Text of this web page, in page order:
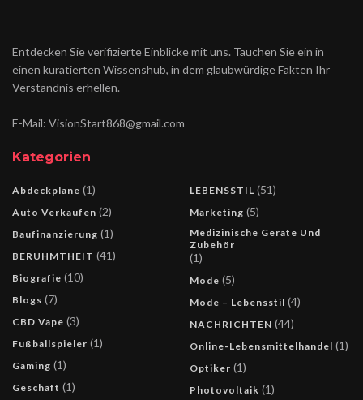
Entdecken Sie verifizierte Einblicke mit uns. Tauchen Sie ein in
einen kuratierten Wissenshub, in dem glaubwürdige Fakten Ihr
Verständnis erhellen.
E-Mail: VisionStart868@gmail.com
Kategorien
Abdeckplane (1)
Auto Verkaufen (2)
Baufinanzierung (1)
BERUHMTHEIT (41)
Biografie (10)
Blogs (7)
CBD Vape (3)
Fußballspieler (1)
Gaming (1)
Geschäft (1)
LEBENSSTIL (51)
Marketing (5)
Medizinische Geräte Und
Zubehör
(1)
Mode (5)
Mode – Lebensstil (4)
NACHRICHTEN (44)
Online-Lebensmittelhandel (1)
Optiker (1)
Photovoltaik (1)